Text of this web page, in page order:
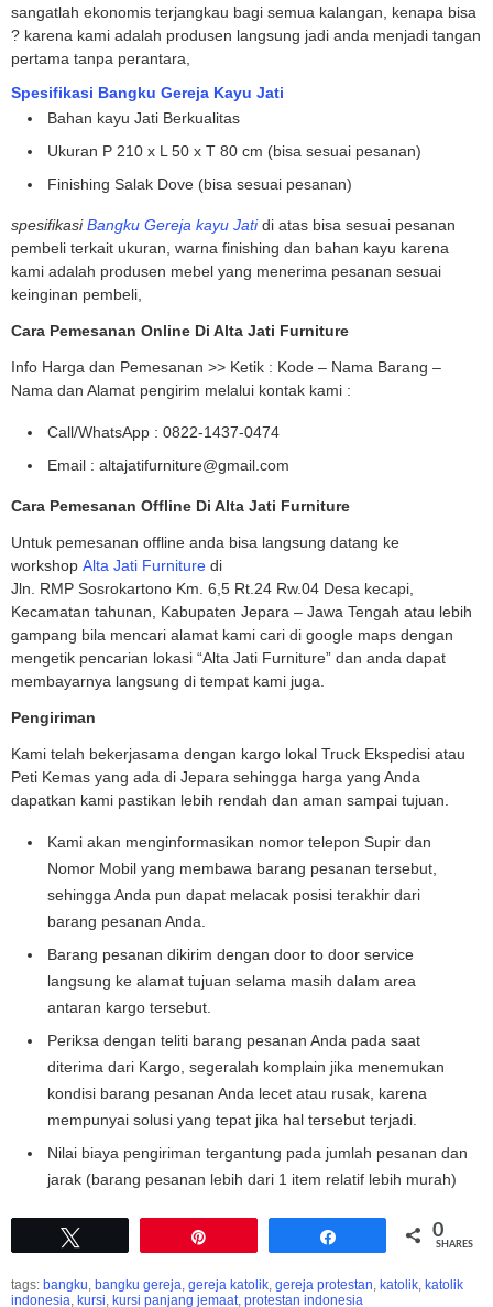
sangatlah ekonomis terjangkau bagi semua kalangan, kenapa bisa
? karena kami adalah produsen langsung jadi anda menjadi tangan
pertama tanpa perantara,
Spesifikasi Bangku Gereja Kayu Jati
Bahan kayu Jati Berkualitas
Ukuran P 210 x L 50 x T 80 cm (bisa sesuai pesanan)
Finishing Salak Dove (bisa sesuai pesanan)
spesifikasiBangku Gereja kayu Jati di atas bisa sesuai pesanan
pembeli terkait ukuran, warna finishing dan bahan kayu karena
kami adalah produsen mebel yang menerima pesanan sesuai
keinginan pembeli,
Cara Pemesanan Online Di Alta Jati Furniture
Info Harga dan Pemesanan >> Ketik : Kode – Nama Barang –
Nama dan Alamat pengirim melalui kontak kami :
Call/WhatsApp : 0822-1437-0474
Email : altajatifurniture@gmail.com
Cara Pemesanan Offline Di Alta Jati Furniture
Untuk pemesanan offline anda bisa langsung datang ke
workshop Alta Jati Furniture di
Jln. RMP Sosrokartono Km. 6,5 Rt.24 Rw.04 Desa kecapi,
Kecamatan tahunan, Kabupaten Jepara – Jawa Tengah atau lebih
gampang bila mencari alamat kami cari di google maps dengan
mengetik pencarian lokasi “Alta Jati Furniture” dan anda dapat
membayarnya langsung di tempat kami juga.
Pengiriman
Kami telah bekerjasama dengan kargo lokal Truck Ekspedisi atau
Peti Kemas yang ada di Jepara sehingga harga yang Anda
dapatkan kami pastikan lebih rendah dan aman sampai tujuan.
Kami akan menginformasikan nomor telepon Supir dan
Nomor Mobil yang membawa barang pesanan tersebut,
sehingga Anda pun dapat melacak posisi terakhir dari
barang pesanan Anda.
Barang pesanan dikirim dengan door to door service
langsung ke alamat tujuan selama masih dalam area
antaran kargo tersebut.
Periksa dengan teliti barang pesanan Anda pada saat
diterima dari Kargo, segeralah komplain jika menemukan
kondisi barang pesanan Anda lecet atau rusak, karena
mempunyai solusi yang tepat jika hal tersebut terjadi.
Nilai biaya pengiriman tergantung pada jumlah pesanan dan
jarak (barang pesanan lebih dari 1 item relatif lebih murah)
0
SHARES
tags: bangku, bangku gereja, gereja katolik, gereja protestan, katolik, katolik
indonesia, kursi, kursi panjang jemaat, protestan indonesia